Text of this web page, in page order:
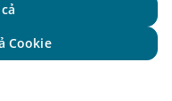
Cookie